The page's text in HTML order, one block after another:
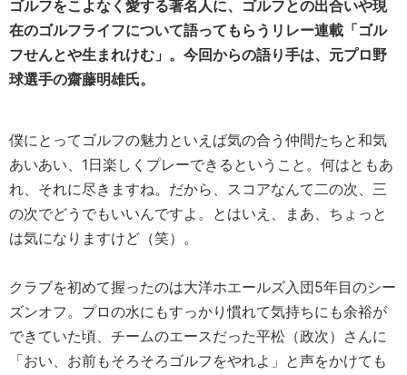
ゴルフをこよなく愛する著名人に、ゴルフとの出合いや現
在のゴルフライフについて語ってもらうリレー連載「ゴル
フせんとや生まれけむ」。今回からの語り手は、元プロ野
球選手の齋藤明雄氏。
僕にとってゴルフの魅力といえば気の合う仲間たちと和気
あいあい、1日楽しくプレーできるということ。何はともあ
れ、それに尽きますね。だから、スコアなんて二の次、三
の次でどうでもいいんですよ。とはいえ、まあ、ちょっと
は気になりますけど（笑）。
クラブを初めて握ったのは大洋ホエールズ入団5年目のシー
ズンオフ。プロの水にもすっかり慣れて気持ちにも余裕が
できていた頃、チームのエースだった平松（政次）さんに
「おい、お前もそろそろゴルフをやれよ」と声をかけても